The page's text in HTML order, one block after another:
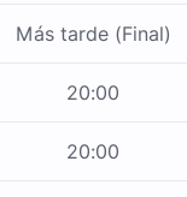
Más tarde (Final)
20:00
20:00